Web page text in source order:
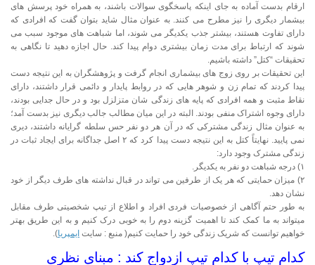
ارقام بدست آماده به جای اینکه پاسخگوی سوالات باشند، به همراه خود پرسش های
بیشمار دیگری را نیز مطرح می کنند. به عنوان مثال شاید بتوان گفت که افرادی که
دارای تفاوت هستند، بیشتر جذب یکدیگر می شوند، اما شباهت های موجود سبب می
شوند که ارتباط برای مدت زمان بیشتری دوام پیدا کند. حال اجازه دهید تا نگاهی به
تحقیقات “کتل” داشته باشیم.
این تحقیقات بر روی زوج های بیشماری انجام گرفت و پژوهشگران به این نتیجه دست
پیدا کردند که تمام زن و شوهر هایی که در روابط پایدار و دائمی قرار داشتند، دارای
نقاط مثبت و همه افرادی که پایه های زندگی شان متزلزل بود و در حال جدایی بودند،
دارای وجوه اشتراک منفی بودند. البته در این میان مطالب جالب دیگری نیز بدست آمد؛
به عنوان مثال زندگی مشترکی که در آن هر دو نفر حس سلطه گرایانه داشتند، دیری
نمی پایید. نهایتاً کتل به این نتیجه دست پیدا کرد که ۲ اصل جداگانه برای ایجاد ثبات در
زندگی مشترک وجود دارد:
۱) درجه شباهت دو نفر به یکدیگر.
۲) میزان حمایتی که هر یک از طرفین می تواند در قبال نداشته های طرف دیگر از خود
نشان دهد.
به طور حتم آگاهی از خصوصیات فردی افراد و اطلاع از تیپ شخصیتی طرف مقابل
میتواند به ما کمک کند تا اهمیت گزینه دوم را به خوبی درک کنیم و به این طریق بهتر
خواهیم توانست که شریک زندگی خود را حمایت کنیم( منبع : سایت ایمپریا).
کدام تیپ با کدام تیپ ازدواج کند : مبنای نظری